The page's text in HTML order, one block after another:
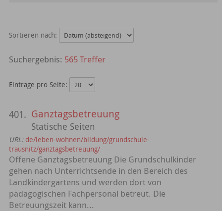
Sortieren nach:
565 Treffer
Einträge pro Seite:
401. Ganztagsbetreuung
Statische Seiten
URL: de/leben-wohnen/bildung/grundschule-
trausnitz/ganztagsbetreuung/
Offene Ganztagsbetreuung Die Grundschulkinder
gehen nach Unterrichtsende in den Bereich des
Landkindergartens und werden dort von
pädagogischen Fachpersonal betreut. Die
Betreuungszeit kann...